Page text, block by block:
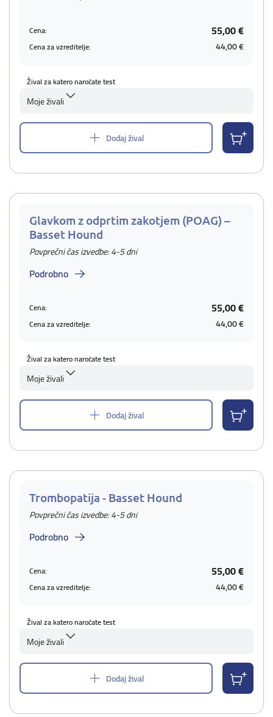
Cena: 55,00 €
Cena za vzreditelje: 44,00 €
Žival za katero naročate test
Moje živali
Dodaj žival
Glavkom z odprtim zakotjem (POAG) –
Basset Hound
Povprečni čas izvedbe: 4-5 dni
Podrobno
Cena: 55,00 €
Cena za vzreditelje: 44,00 €
Žival za katero naročate test
Moje živali
Dodaj žival
Trombopatija - Basset Hound
Povprečni čas izvedbe: 4-5 dni
Podrobno
Cena: 55,00 €
Cena za vzreditelje: 44,00 €
Žival za katero naročate test
Moje živali
Dodaj žival